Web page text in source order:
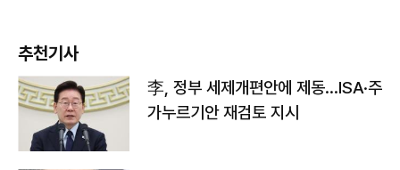
추천기사
李, 정부 세제개편안에 제동…ISA·주
가누르기안 재검토 지시